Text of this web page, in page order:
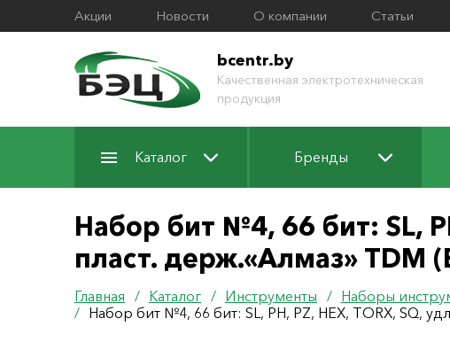
Акции Новости О компании Статьи
bcentr.by
Качественная электротехническая
продукция
Каталог Бренды
Набор бит №4, 66 бит: SL,
пласт. держ.«Алмаз» TDM
Главная / Каталог / Инструменты / Наборы
/ Набор бит №4, 66 бит: SL, PH, PZ, HEX, TORX, SQ,